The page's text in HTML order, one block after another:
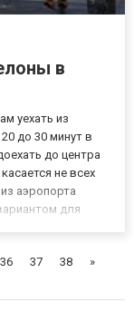
в
уехать из
до 30 минут в
до центра
не всех
аэропорта
для
36 37 38 »